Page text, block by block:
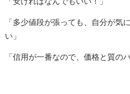
「多少値段が張っても、自分が気
い」
「信用が一番なので、価格と質の